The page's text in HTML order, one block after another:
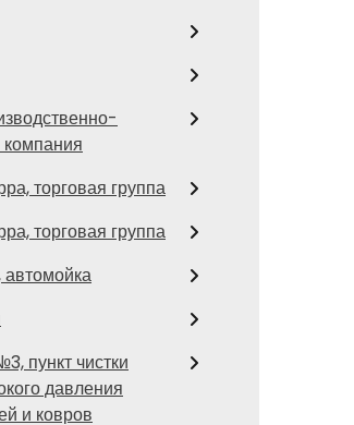
торговая группа
торговая группа
пункт чистки
давления
и ковров